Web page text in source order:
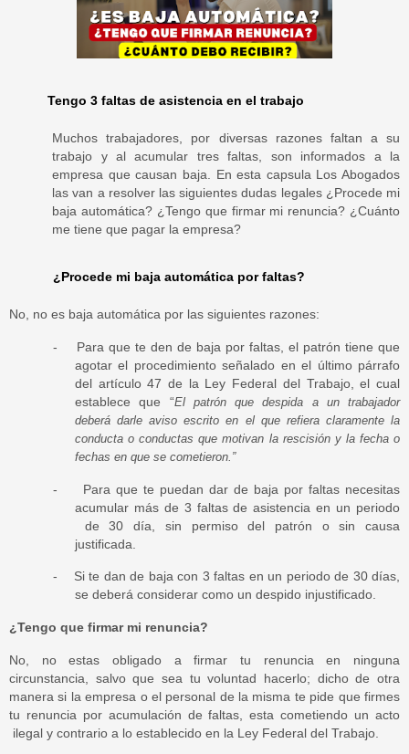
Tengo 3 faltas de asistencia en el trabajo
Muchos trabajadores, por diversas razones faltan a su
trabajo y al acumular tres faltas, son informados a la
empresa que causan baja. En esta capsula Los Abogados
las van a resolver las siguientes dudas legales ¿Procede mi
baja automática? ¿Tengo que firmar mi renuncia? ¿Cuánto
me tiene que pagar la empresa?
¿Procede mi baja automática por faltas?
No, no es baja automática por las siguientes razones:
-
Para que te den de baja por faltas, el patrón tiene que
agotar el procedimiento señalado en el último párrafo
del artículo 47 de la Ley Federal del Trabajo, el cual
establece que “El patrón que despida a un trabajador
deberá darle aviso escrito en el que refiera claramente la
conducta o conductas que motivan la rescisión y la fecha o
fechas en que se cometieron.”
-
Para que te puedan dar de baja por faltas necesitas
acumular más de 3 faltas de asistencia en un periodo
de 30 día, sin permiso del patrón o sin causa
justificada.
-
Si te dan de baja con 3 faltas en un periodo de 30 días,
se deberá considerar como un despido injustificado.
¿Tengo que firmar mi renuncia?
No, no estas obligado a firmar tu renuncia en ninguna
circunstancia, salvo que sea tu voluntad hacerlo; dicho de otra
manera si la empresa o el personal de la misma te pide que firmes
tu renuncia por acumulación de faltas, esta cometiendo un acto
ilegal y contrario a lo establecido en la Ley Federal del Trabajo.